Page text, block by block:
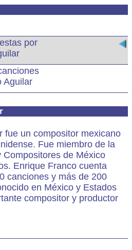
por
Aguilar
fue un compositor mexicano
Fue miembro de la
Compositores de México
Enrique Franco cuenta
canciones y más de 200
en México y Estados
compositor y productor